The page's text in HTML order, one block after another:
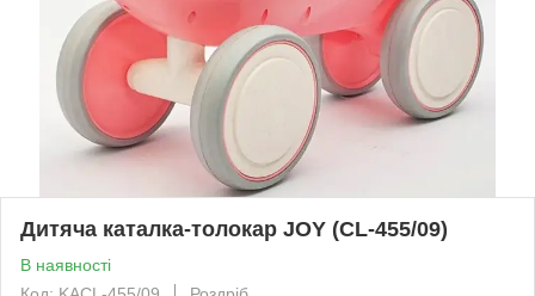
Дитяча каталка-толокар JOY (CL-455/09)
В наявності